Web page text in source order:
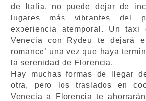
de Italia, no puede dejar de
lugares más vibrantes del
experiencia atemporal. Un taxi
Venecia con Rydeu te dejará
romance’ una vez que haya
la serenidad de Florencia.
Hay muchas formas de llegar
otra, pero los traslados en
Venecia a Florencia te